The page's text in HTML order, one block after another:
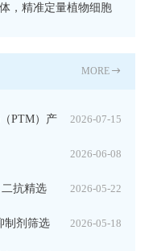
，精准定量植物细胞
MORE
2026-07-15
PTM）产
2026-06-08
2026-05-22
二抗精选
2026-05-18
制剂筛选